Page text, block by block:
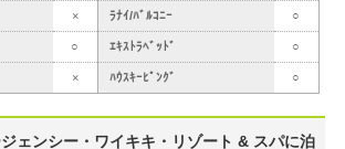
× ﾗﾅｲ/ﾊﾞﾙｺﾆｰ ○
○ ｴｷｽﾄﾗﾍﾞｯﾄﾞ ○
× ﾊｳｽｷｰﾋﾟﾝｸﾞ ○
ェンシー・ワイキキ・リゾート & スパに泊